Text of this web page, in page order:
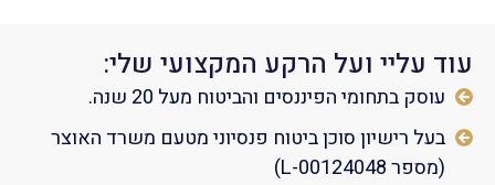
עוד עליי ועל הרקע המקצועי שלי:
עוסק בתחומי הפיננסים והביטוח מעל 20 שנה.
בעל רישיון סוכן ביטוח פנסיוני מטעם משרד האוצר
(מספר L-00124048)